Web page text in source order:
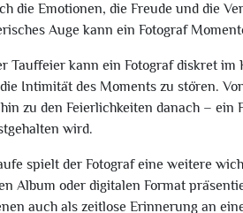
die Emotionen, die Freude und die
Auge kann ein Fotograf
Tauffeier kann ein Fotograf diskret
Intimität des Moments zu stören.
zu den Feierlichkeiten danach –
wird.
spielt der Fotograf eine weitere
Album oder digitalen Format
auch als zeitlose Erinnerung an